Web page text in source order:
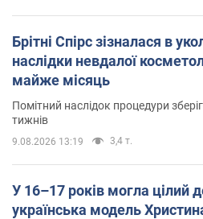
Брітні Спірс зізналася в
наслідки невдалої
майже місяць
Помітний наслідок процедури
тижнів
9.08.2026 13:19 3,4 т.
У 16–17 років могла цілий
українська модель